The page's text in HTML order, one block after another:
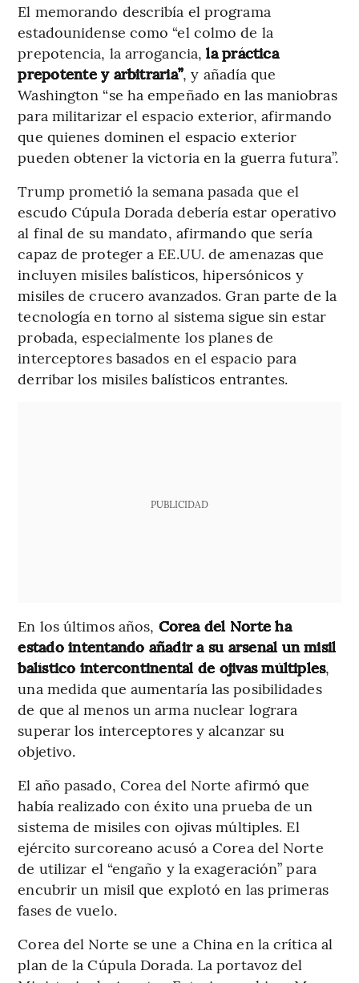
El memorando describía el programa
estadounidense como “el colmo de la
prepotencia, la arrogancia, la práctica
prepotente y arbitraria”, y añadía que
Washington “se ha empeñado en las maniobras
para militarizar el espacio exterior, afirmando
que quienes dominen el espacio exterior
pueden obtener la victoria en la guerra futura”.
Trump prometió la semana pasada que el
escudo Cúpula Dorada debería estar operativo
al final de su mandato, afirmando que sería
capaz de proteger a EE.UU. de amenazas que
incluyen misiles balísticos, hipersónicos y
misiles de crucero avanzados. Gran parte de la
tecnología en torno al sistema sigue sin estar
probada, especialmente los planes de
interceptores basados en el espacio para
derribar los misiles balísticos entrantes.
PUBLICIDAD
En los últimos años, Corea del Norte ha
estado intentando añadir a su arsenal un misil
balístico intercontinental de ojivas múltiples,
una medida que aumentaría las posibilidades
de que al menos un arma nuclear lograra
superar los interceptores y alcanzar su
objetivo.
El año pasado, Corea del Norte afirmó que
había realizado con éxito una prueba de un
sistema de misiles con ojivas múltiples. El
ejército surcoreano acusó a Corea del Norte
de utilizar el “engaño y la exageración” para
encubrir un misil que explotó en las primeras
fases de vuelo.
Corea del Norte se une a China en la crítica al
plan de la Cúpula Dorada. La portavoz del